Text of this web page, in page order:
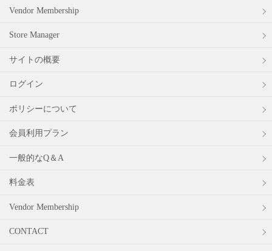
Vendor Membership
Store Manager
サイトの概要
ログイン
ポリシーについて
会員利用プラン
一般的なQ＆A
料金表
Vendor Membership
CONTACT